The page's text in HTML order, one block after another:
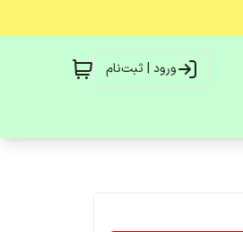
ورود | ثبت‌نام